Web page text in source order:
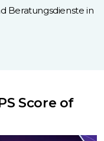
Beratungsdienste in
Score of